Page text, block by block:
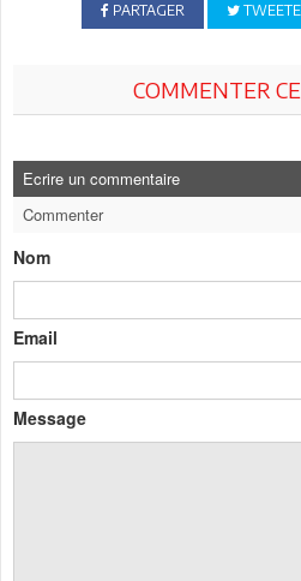
PARTAGER
COMMENTER
Ecrire un commentaire
Commenter
Nom
Email
Message